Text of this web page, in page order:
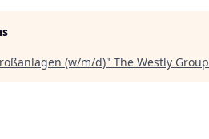
(w/m/d)" The Westly Group